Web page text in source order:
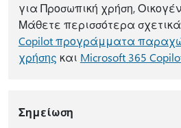
για Προσωπική χρήση,
Μάθετε περισσότερα
Copilot προγράμματα
χρήσης και Microsoft 365
Σημείωση